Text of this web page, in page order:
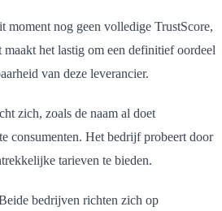
moment nog geen volledige TrustScore,
het lastig om een definitief oordeel
van deze leverancier.
zich, zoals de naam al doet
consumenten. Het bedrijf probeert door
tarieven te bieden.
bedrijven richten zich op